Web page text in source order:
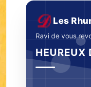
Les
Ravi de vous
HEUREUX